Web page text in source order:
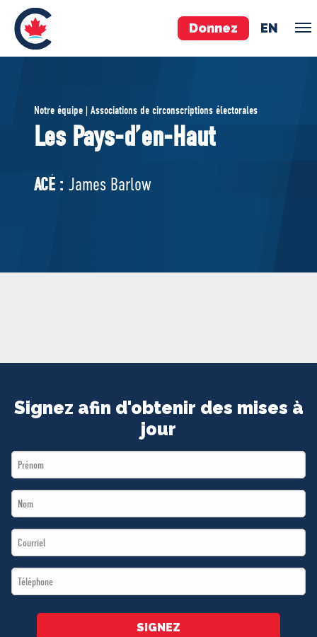
Donnez EN
ÉQUIPE
Pierre Poilievre
Vos députés conservateurs
Cabinet fantôme
Exécutif national
BOUTIQUE
Notre équipe | Associations de circonscriptions électorales
Les Pays-d’en-Haut
ACÉ : James Barlow
Signez afin d'obtenir des mises à
jour
First
Name
Last
Name
Email
*
Téléphone
*
SIGNEZ